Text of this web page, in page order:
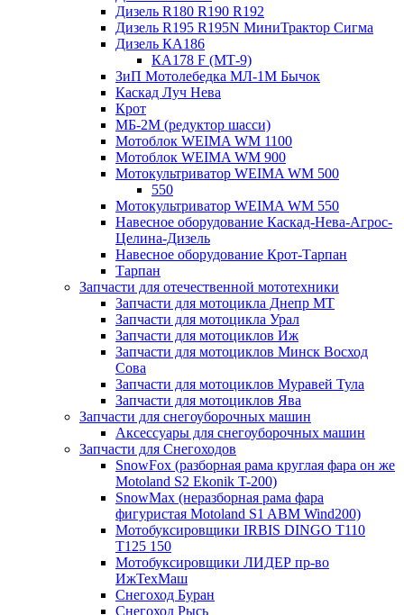
Дизель R180 R190 R192
Дизель R195 R195N МиниТрактор Сигма
Дизель КА186
КА178 F (МТ-9)
ЗиП Мотолебедка МЛ-1М Бычок
Каскад Луч Нева
Крот
МБ-2М (редуктор шасси)
Мотоблок WEIMA WM 1100
Мотоблок WEIMA WM 900
Мотокультриватор WEIMA WM 500
550
Мотокультриватор WEIMA WM 550
Навесное оборудование Каскад-Нева-Агрос-
Целина-Дизель
Навесное оборудование Крот-Тарпан
Тарпан
Запчасти для отечественной мототехники
Запчасти для мотоцикла Днепр МТ
Запчасти для мотоцикла Урал
Запчасти для мотоциклов Иж
Запчасти для мотоциклов Минск Восход
Сова
Запчасти для мотоциклов Муравей Тула
Запчасти для мотоциклов Ява
Запчасти для снегоуборочных машин
Аксессуары для снегоуборочных машин
Запчасти для Снегоходов
SnowFox (разборная рама круглая фара он же
Motoland S2 Ekonik T-200)
SnowMax (неразборная рама фара
фигуристая Motoland S1 ABM Wind200)
Мотобуксировщики IRBIS DINGO Т110
Т125 150
Мотобуксировщики ЛИДЕР пр-во
ИжТехМаш
Снегоход Буран
Снегоход Рысь